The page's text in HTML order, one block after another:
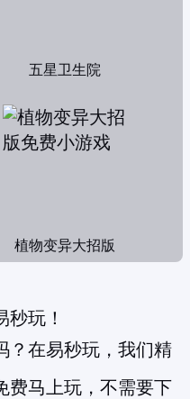
五星卫生院
植物变异大招版
玩！
？在易秒玩，我们精
费马上玩，不需要下